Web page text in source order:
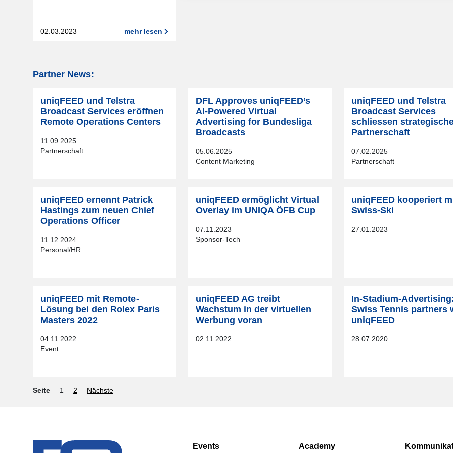
02.03.2023 mehr lesen
Partner News:
uniqFEED und Telstra
Broadcast Services eröffnen
Remote Operations Centers
11.09.2025
Partnerschaft
DFL Approves uniqFEED’s
AI-Powered Virtual
Advertising for Bundesliga
Broadcasts
05.06.2025
Content Marketing
uniqFEED und Telstra
Broadcast Services
schliessen
Partnerschaft
07.02.2025
Partnerschaft
uniqFEED ernennt Patrick
Hastings zum neuen Chief
Operations Officer
11.12.2024
Personal/HR
uniqFEED ermöglicht Virtual
Overlay im UNIQA ÖFB Cup
07.11.2023
Sponsor-Tech
uniqFEED kooperiert
Swiss-Ski
27.01.2023
uniqFEED mit Remote-
Lösung bei den Rolex Paris
Masters 2022
04.11.2022
Event
uniqFEED AG treibt
Wachstum in der virtuellen
Werbung voran
02.11.2022
In-Stadium-
Swiss Tennis partners
uniqFEED
28.07.2020
Seite 1 2 Nächste
Events Academy